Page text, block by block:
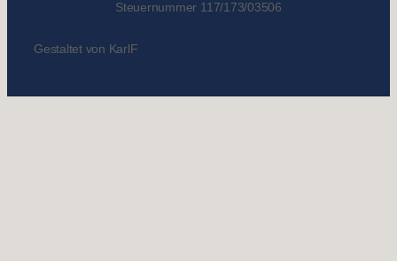
Steuernummer 117/173/03506
Gestaltet von KarlF